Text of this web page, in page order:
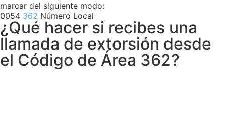
marcar del siguiente modo:
0054 362 Número Local
¿Qué hacer si recibes una
llamada de extorsión desde
el Código de Área 362?